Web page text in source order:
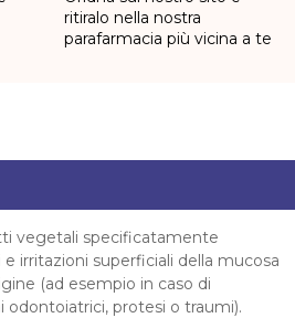
ritiralo nella nostra
parafarmacia più vicina a te
vegetali specificatamente
irritazioni superficiali della mucosa
(ad esempio in caso di
protesi o traumi).